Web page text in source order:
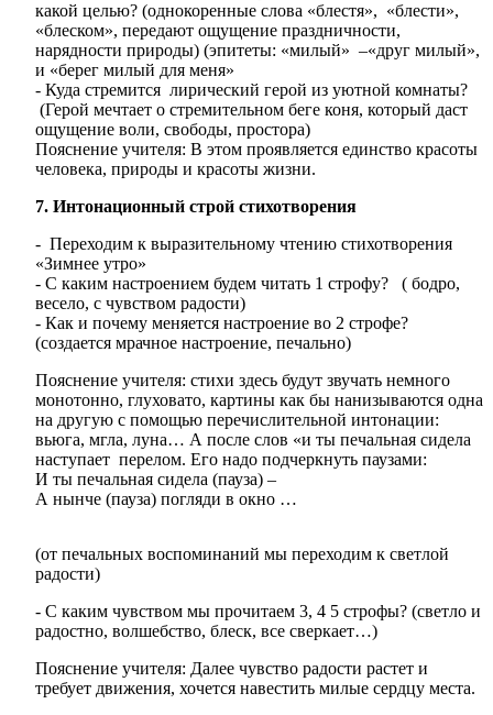
какой целью? (однокоренные слова «блестя», «блести»,
«блеском», передают ощущение праздничности,
нарядности природы) (эпитеты: «милый» –«друг милый»,
и «берег милый для меня»
- Куда стремится лирический герой из уютной комнаты?
(Герой мечтает о стремительном беге коня, который даст
ощущение воли, свободы, простора)
Пояснение учителя: В этом проявляется единство красоты
человека, природы и красоты жизни.
7. Интонационный строй стихотворения
- Переходим к выразительному чтению стихотворения
«Зимнее утро»
- С каким настроением будем читать 1 строфу? ( бодро,
весело, с чувством радости)
- Как и почему меняется настроение во 2 строфе?
(создается мрачное настроение, печально)
Пояснение учителя: стихи здесь будут звучать немного
монотонно, глуховато, картины как бы нанизываются одна
на другую с помощью перечислительной интонации:
вьюга, мгла, луна… А после слов «и ты печальная сидела
наступает перелом. Его надо подчеркнуть паузами:
И ты печальная сидела (пауза) –
А нынче (пауза) погляди в окно …
(от печальных воспоминаний мы переходим к светлой
радости)
- С каким чувством мы прочитаем 3, 4 5 строфы? (светло и
радостно, волшебство, блеск, все сверкает…)
Пояснение учителя: Далее чувство радости растет и
требует движения, хочется навестить милые сердцу места.